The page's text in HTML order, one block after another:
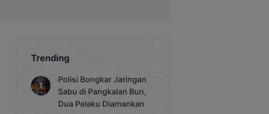
Trending
Polisi Bongkar Jaringan
Sabu di Pangkalan Bun,
Dua Pelaku Diamankan